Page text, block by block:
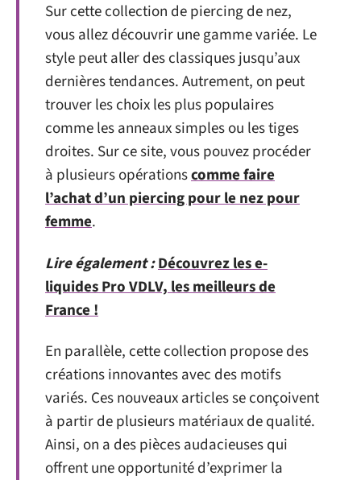
Sur cette collection de piercing de nez,
vous allez découvrir une gamme variée. Le
style peut aller des classiques jusqu’aux
dernières tendances. Autrement, on peut
trouver les choix les plus populaires
comme les anneaux simples ou les tiges
droites. Sur ce site, vous pouvez procéder
à plusieurs opérationscomme faire
l’achat d’un piercing pour le nez pour
femme.
Lire également :Découvrez les e-
liquides Pro VDLV, les meilleurs de
France !
En parallèle, cette collection propose des
créations innovantes avec des motifs
variés. Ces nouveaux articles se conçoivent
à partir de plusieurs matériaux de qualité.
Ainsi, on a des pièces audacieuses qui
offrent une opportunité d’exprimer la